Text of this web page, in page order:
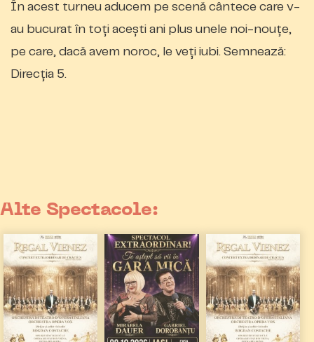
În acest turneu aducem pe scenă cântece care v-
au bucurat în toți acești ani plus unele noi-nouțe,
pe care, dacă avem noroc, le veți iubi. Semnează:
Direcția 5.
Alte Spectacole: